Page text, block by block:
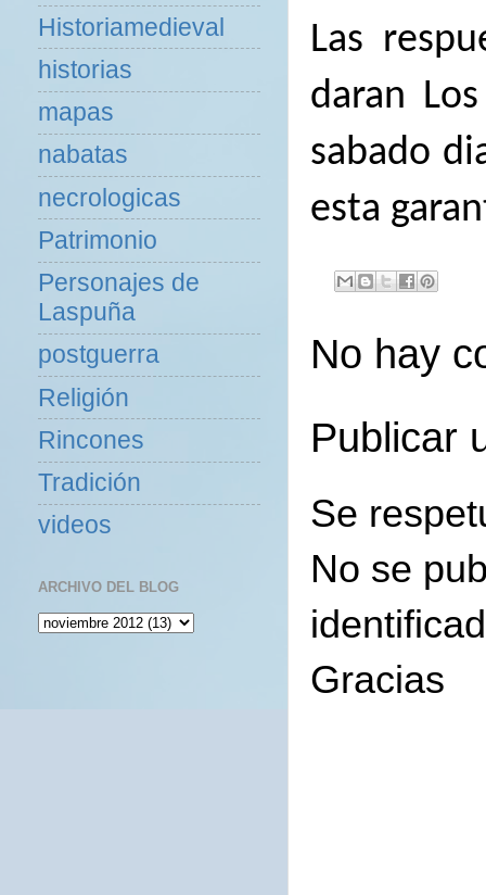
Las
daran
sabado
esta
No hay
Publicar
Se
No se
Gracias
Historiamedieval
historias
mapas
nabatas
necrologicas
Patrimonio
Personajes de
Laspuña
postguerra
Religión
Rincones
Tradición
videos
ARCHIVO DEL BLOG